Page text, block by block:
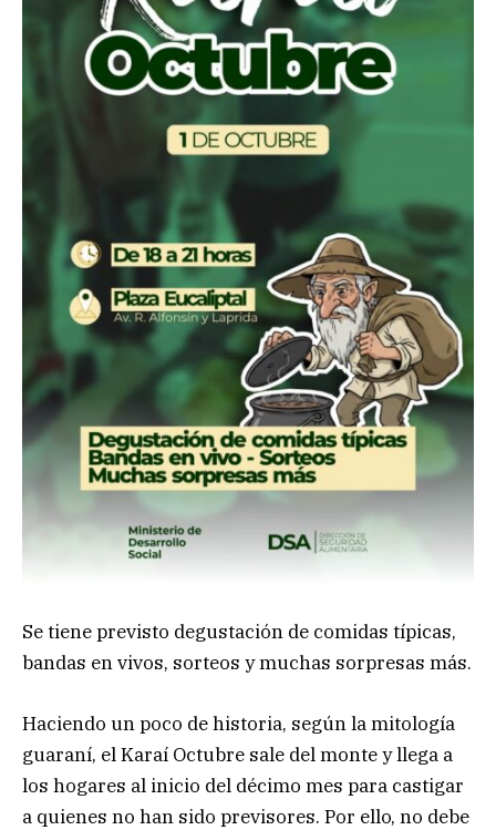
Se tiene previsto degustación de comidas típicas,
bandas en vivos, sorteos y muchas sorpresas más.
Haciendo un poco de historia, según la mitología
guaraní, el Karaí Octubre sale del monte y llega a
los hogares al inicio del décimo mes para castigar
a quienes no han sido previsores. Por ello, no debe